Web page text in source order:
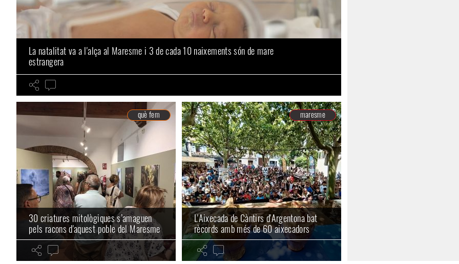
La natalitat va a l'alça al Maresme i 3 de cada 10 naixements són de mare
estrangera
què fem
30 criatures mitològiques s’amaguen
pels racons d'aquest poble del Maresme
maresme
L'Aixecada de Càntirs d'Argentona bat
rècords amb més de 60 aixecadors